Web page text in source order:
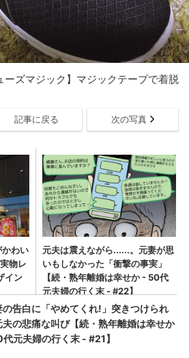
ーズマジック】マジックテープで着脱
記事に戻る 次の写真